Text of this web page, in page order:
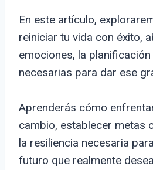
En este artículo,
reiniciar tu vida con éxito,
emociones, la
necesarias para dar ese
Aprenderás cómo
cambio, establecer metas
la resiliencia necesaria
futuro que realmente